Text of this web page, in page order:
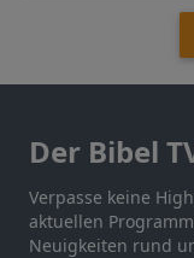
Der Bibel
Verpasse keine
aktuellen
Neuigkeiten rund